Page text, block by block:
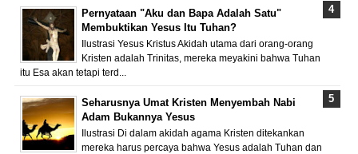
Pernyataan "Aku dan Bapa Adalah Satu"
Membuktikan Yesus Itu Tuhan?
Ilustrasi Yesus Kristus Akidah utama dari orang-orang
Kristen adalah Trinitas, mereka meyakini bahwa Tuhan
itu Esa akan tetapi terd...
Seharusnya Umat Kristen Menyembah Nabi
Adam Bukannya Yesus
Ilustrasi Di dalam akidah agama Kristen ditekankan
mereka harus percaya bahwa Yesus adalah Tuhan dan